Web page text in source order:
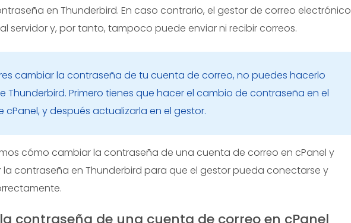
en Thunderbird. En caso contrario, el gestor de correo electrónico
servidor y, por tanto, tampoco puede enviar ni recibir correos.
cambiar la contraseña de tu cuenta de correo, no puedes hacerlo
Thunderbird. Primero tienes que hacer el cambio de contraseña en el
cPanel, y después actualizarla en el gestor.
cómo cambiar la contraseña de una cuenta de correo en cPanel y
contraseña en Thunderbird para que el gestor pueda conectarse y
contraseña de una cuenta de correo en cPanel